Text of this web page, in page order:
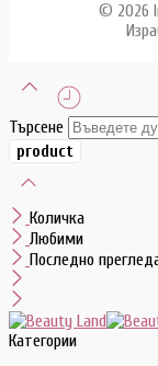
© 2026
Търсене
Количка
Любими
Последно
Категории